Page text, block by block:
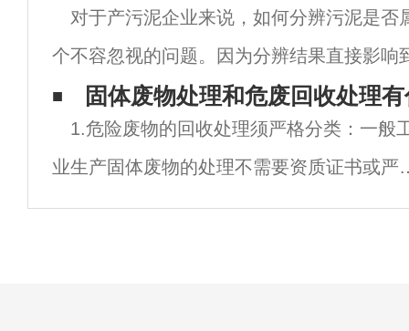
置的形态，包括压实、破碎、分选、增稠、
对于产污泥企业来说，如何分辨污泥是否
个不容忽视的问题。因为分辨结果直接影响
不留意，就可能违反相关政策标准的规定。
污泥产出单位，应该是处理城镇生活污水的
固体废物‍处理和危废回收处理
1.危险废物的回收处理须严格分类：一般
业生产固体废物的处理不需要资质证书或严
分类；危险固体废物不能与非危险废物混合